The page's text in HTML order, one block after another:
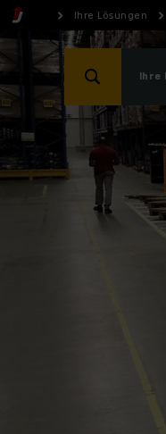
Ihre Lösungen
Ihre